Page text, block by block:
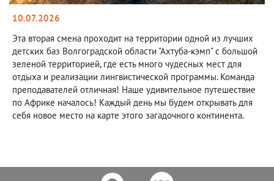
10.07.2026
Эта вторая смена проходит на территории одной из лучших
детских баз Волгоградской области "Ахтуба-кэмп" с большой
зеленой территорией, где есть много чудесных мест для
отдыха и реализации лингвистической программы. Команда
преподавателей отличная! Наше удивительное путешествие
по Африке началось! Каждый день мы будем открывать для
себя новое место на карте этого загадочного континента.